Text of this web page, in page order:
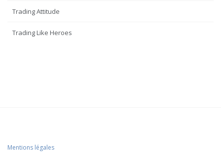
Trading Attitude
Trading Like Heroes
Mentions légales